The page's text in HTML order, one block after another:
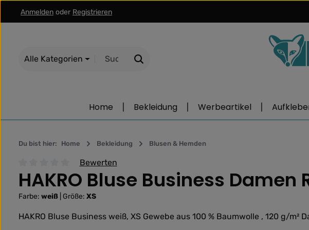
Hauptinhalt springen
Zur Suche springen
Zur Hauptnavigation springen
Anmelden oder Registrieren
Alle Kategorien
Home Bekleidung Werbeartikel
Du bist hier: Home Bekleidung Blusen & Hemden
Durchschnittliche Bewertung von 0 von 5 Sternen
Bewerten
HAKRO Bluse Business Damen
Farbe: weiß Größe: XS
HAKRO Bluse Business weiß, XS Gewebe aus 100 % Baumwolle , 120 g/m²